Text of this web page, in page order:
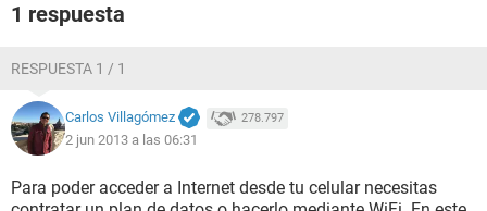
1 respuesta
RESPUESTA 1 / 1
Carlos Villagómez 278.797
2 jun 2013 a las 06:31
Para poder acceder a Internet desde tu celular necesitas